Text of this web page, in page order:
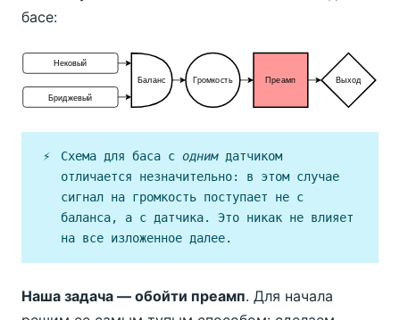
басе:
⚡️ Схема для баса с однимдатчиком
отличается незначительно: в этом случае
сигнал на громкость поступает не с
баланса, а с датчика. Это никак не влияет
на все изложенное далее.
Наша задача — обойти преамп. Для начала